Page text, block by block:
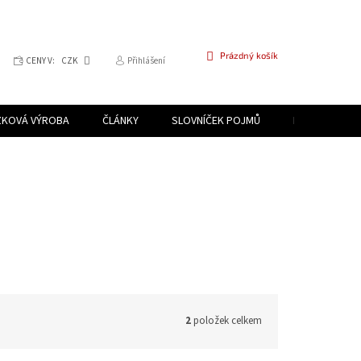
CENY V: CZK Přihlášení
NÁKUPNÍ
Prázdný košík
VÝROBA ČLÁNKY SLOVNÍČEK POJMŮ PROGRAM
2položek celkem